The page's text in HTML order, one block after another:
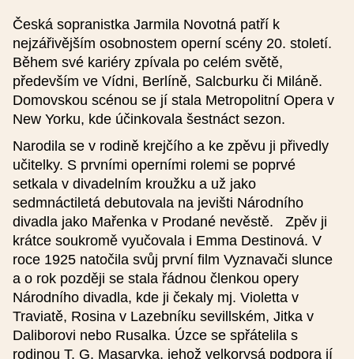
Česká sopranistka Jarmila Novotná patří k
nejzářivějším osobnostem operní scény 20. století.
Během své kariéry zpívala po celém světě,
především ve Vídni, Berlíně, Salcburku či Miláně.
Domovskou scénou se jí stala Metropolitní Opera v
New Yorku, kde účinkovala šestnáct sezon.
Narodila se v rodině krejčího a ke zpěvu ji přivedly
učitelky. S prvními operními rolemi se poprvé
setkala v divadelním kroužku a už jako
sedmnáctiletá debutovala na jevišti Národního
divadla jako Mařenka v Prodané nevěstě. Zpěv ji
krátce soukromě vyučovala i Emma Destinová. V
roce 1925 natočila svůj první film Vyznavači slunce
a o rok později se stala řádnou členkou opery
Národního divadla, kde ji čekaly mj. Violetta v
Traviatě, Rosina v Lazebníku sevillském, Jitka v
Daliborovi nebo Rusalka. Úzce se spřátelila s
rodinou T. G. Masaryka, jehož velkorysá podpora jí
Název události (česky)
Datum od
Čas od
Datum do
Čas do